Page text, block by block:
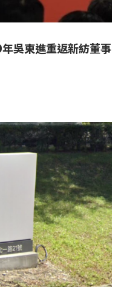
吳東進重返新紡董事